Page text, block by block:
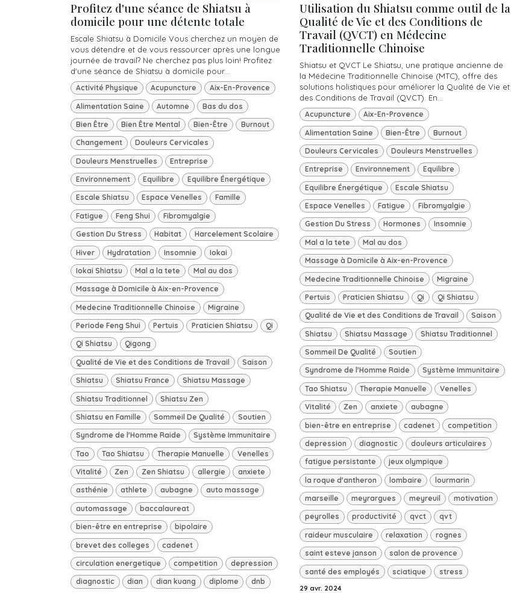
Profitez d'une séance de Shiatsu à
domicile pour une détente totale
Escale Shiatsu à Domicile Vous cherchez un moyen de
vous détendre et de vous ressourcer après une longue
journée de travail? Ne cherchez pas plus loin! Profitez
d'une séance de Shiatsu à domicile pour...
Activité Physique Acupuncture Aix-En-Provence
Alimentation Saine Automne Bas du dos
Bien Être Bien Être Mental Bien-Être Burnout
Changement Douleurs Cervicales
Douleurs Menstruelles Entreprise
Environnement Equilibre Equilibre Énergétique
Escale Shiatsu Espace Venelles Famille
Fatigue Feng Shui Fibromyalgie
Gestion Du Stress Habitat Harcelement Scolaire
Hiver Hydratation Insomnie Iokai
Iokai Shiatsu Mal a la tete Mal au dos
Massage à Domicile à Aix-en-Provence
Medecine Traditionnelle Chinoise Migraine
Periode Feng Shui Pertuis Praticien Shiatsu Qi
Qi Shiatsu Qigong
Qualité de Vie et des Conditions de Travail Saison
Shiatsu Shiatsu France Shiatsu Massage
Shiatsu Traditionnel Shiatsu Zen
Shiatsu en Famille Sommeil De Qualité Soutien
Syndrome de l'Homme Raide Système Immunitaire
Tao Tao Shiatsu Therapie Manuelle Venelles
Vitalité Zen Zen Shiatsu allergie anxiete
asthénie athlete aubagne auto massage
automassage baccalaureat
bien-être en entreprise bipolaire
brevet des colleges cadenet
circulation energetique competition depression
diagnostic dian dian kuang diplome dnb
Utilisation du Shiatsu comme outil de la
Qualité de Vie et des Conditions de
Travail (QVCT) en Médecine
Traditionnelle Chinoise
Shiatsu et QVCT Le Shiatsu, une pratique ancienne de
la Médecine Traditionnelle Chinoise (MTC), offre des
solutions holistiques pour améliorer la Qualité de Vie et
des Conditions de Travail (QVCT). En...
Acupuncture Aix-En-Provence
Alimentation Saine Bien-Être Burnout
Douleurs Cervicales Douleurs Menstruelles
Entreprise Environnement Equilibre
Equilibre Énergétique Escale Shiatsu
Espace Venelles Fatigue Fibromyalgie
Gestion Du Stress Hormones Insomnie
Mal a la tete Mal au dos
Massage à Domicile à Aix-en-Provence
Medecine Traditionnelle Chinoise Migraine
Pertuis Praticien Shiatsu Qi Qi Shiatsu
Qualité de Vie et des Conditions de Travail Saison
Shiatsu Shiatsu Massage Shiatsu Traditionnel
Sommeil De Qualité Soutien
Syndrome de l'Homme Raide Système Immunitaire
Tao Shiatsu Therapie Manuelle Venelles
Vitalité Zen anxiete aubagne
bien-être en entreprise cadenet competition
depression diagnostic douleurs articulaires
fatigue persistante jeux olympique
la roque d'antheron lombaire lourmarin
marseille meyrargues meyreuil motivation
peyrolles productivité qvct qvt
raideur musculaire relaxation rognes
saint esteve janson salon de provence
santé des employés sciatique stress
29 avr. 2024